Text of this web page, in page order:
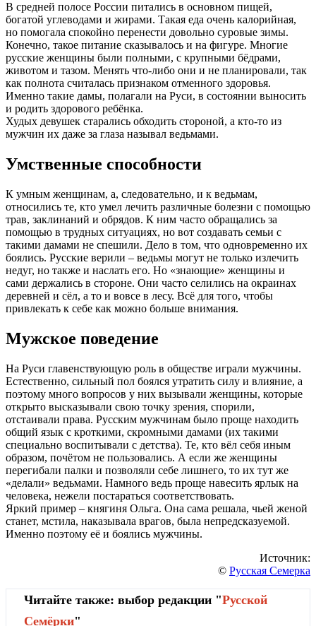
В средней полосе России питались в основном пищей,
богатой углеводами и жирами. Такая еда очень калорийная,
но помогала спокойно перенести довольно суровые зимы.
Конечно, такое питание сказывалось и на фигуре. Многие
русские женщины были полными, с крупными бёдрами,
животом и тазом. Менять что-либо они и не планировали, так
как полнота считалась признаком отменного здоровья.
Именно такие дамы, полагали на Руси, в состоянии выносить
и родить здорового ребёнка.
Худых девушек старались обходить стороной, а кто-то из
мужчин их даже за глаза называл ведьмами.
Умственные способности
К умным женщинам, а, следовательно, и к ведьмам,
относились те, кто умел лечить различные болезни с помощью
трав, заклинаний и обрядов. К ним часто обращались за
помощью в трудных ситуациях, но вот создавать семьи с
такими дамами не спешили. Дело в том, что одновременно их
боялись. Русские верили – ведьмы могут не только излечить
недуг, но также и наслать его. Но «знающие» женщины и
сами держались в стороне. Они часто селились на окраинах
деревней и сёл, а то и вовсе в лесу. Всё для того, чтобы
привлекать к себе как можно больше внимания.
Мужское поведение
На Руси главенствующую роль в обществе играли мужчины.
Естественно, сильный пол боялся утратить силу и влияние, а
поэтому много вопросов у них вызывали женщины, которые
открыто высказывали свою точку зрения, спорили,
отстаивали права. Русским мужчинам было проще находить
общий язык с кроткими, скромными дамами (их такими
специально воспитывали с детства). Те, кто вёл себя иным
образом, почётом не пользовались. А если же женщины
перегибали палки и позволяли себе лишнего, то их тут же
«делали» ведьмами. Намного ведь проще навесить ярлык на
человека, нежели постараться соответствовать.
Яркий пример – княгиня Ольга. Она сама решала, чьей женой
станет, мстила, наказывала врагов, была непредсказуемой.
Именно поэтому её и боялись мужчины.
Источник:
© Русская Семерка
Читайте также: выбор редакции "Русской
Cемёрки"